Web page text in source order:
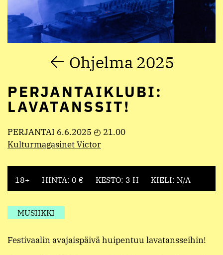
Ohjelma 2025
PERJANTAIKLUBI:
LAVATANSSIT!
PERJANTAI 6.6.2025 ◴ 21.00
Kulturmagasinet Victor
18+ HINTA: 0 € KESTO: 3 H KIELI: N/A
MUSIIKKI
Festivaalin avajaispäivä huipentuu lavatansseihin!